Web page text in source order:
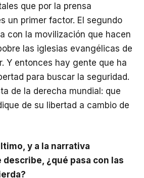
que por la prensa
un primer factor. El segundo
con la movilización que hacen
las iglesias evangélicas de
Y entonces hay gente que ha
para buscar la seguridad.
de la derecha mundial: que
de su libertad a cambio de
y a la narrativa
describe, ¿qué pasa con las